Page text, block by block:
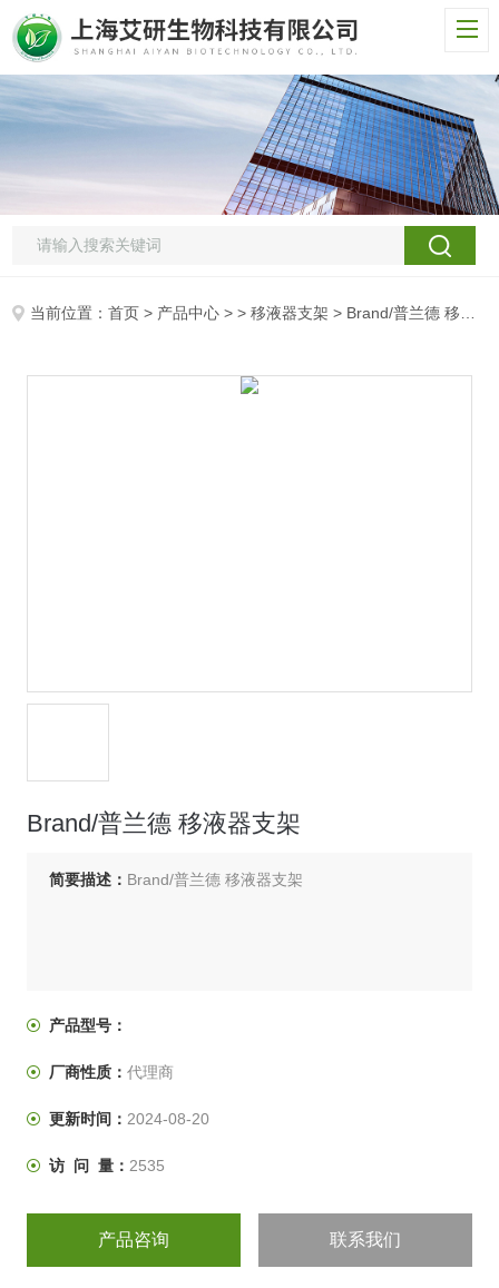
当前位置：首页 > 产品中心 > >移液器支架 > Brand/普兰德 移液器支架
Brand/普兰德 移液器支架
简要描述： Brand/普兰德 移液器支架
产品型号：
厂商性质： 代理商
更新时间： 2024-08-20
访 问 量： 2535
产品咨询 联系我们